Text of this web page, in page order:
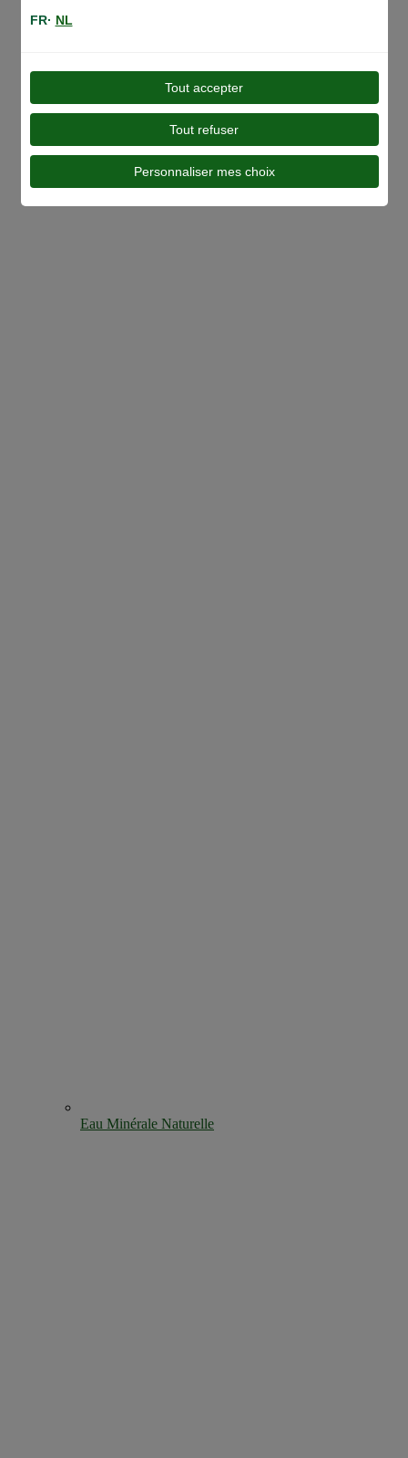
Toutes nos gammes
Eau Minérale Naturelle
FR· NL
Tout accepter
Tout refuser
Personnaliser mes choix